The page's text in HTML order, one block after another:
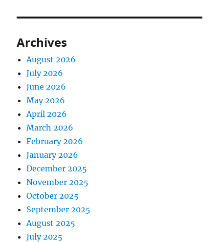
Archives
August 2026
July 2026
June 2026
May 2026
April 2026
March 2026
February 2026
January 2026
December 2025
November 2025
October 2025
September 2025
August 2025
July 2025